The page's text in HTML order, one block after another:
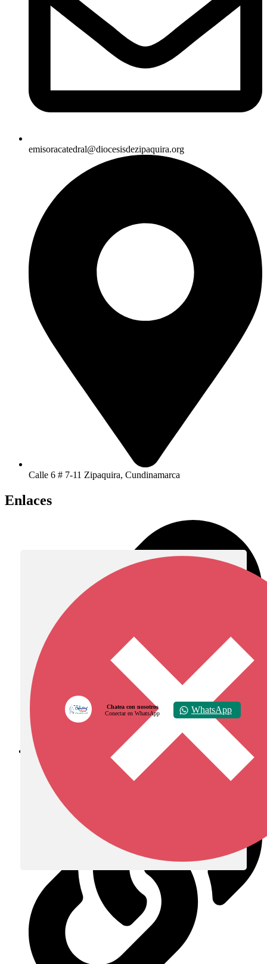
emisoracatedral@diocesisdezipaquira.org
Calle 6 # 7-11 Zipaquira, Cundinamarca
Enlaces
Diócesis de Zipaquirá
Chatea con nosotros
Conectar en WhatsApp
WhatsApp